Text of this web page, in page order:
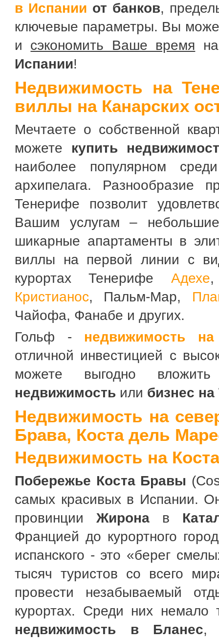
в Испании от банков,
ключевые параметры. Вы
и сэкономить Ваше время
Испании!
Недвижимость на
виллы на Канарских
Мечтаете о собственной
можете купить
наиболее популярном
архипелага. Разнообразие
Тенерифе позволит
Вашим услугам – небольшие
шикарные апартаменты в
виллы на первой линии с
курортах Тенерифе Адехе,
Кристианос, Пальм-Мар,
Чайофа, Фанабе и других.
Гольф - недвижимость
отличной инвестицией с
можете выгодно
недвижимость или бизнес
Недвижимость на
Брава, Коста дель
Недвижимость на
Побережье Коста Бравы
самых красивых в Испании.
провинции Жиронав
Францией до курортного
испанского - это «берег
тысяч туристов со всего
провести незабываемый
курортах. Среди них немало
недвижимость в Бланес